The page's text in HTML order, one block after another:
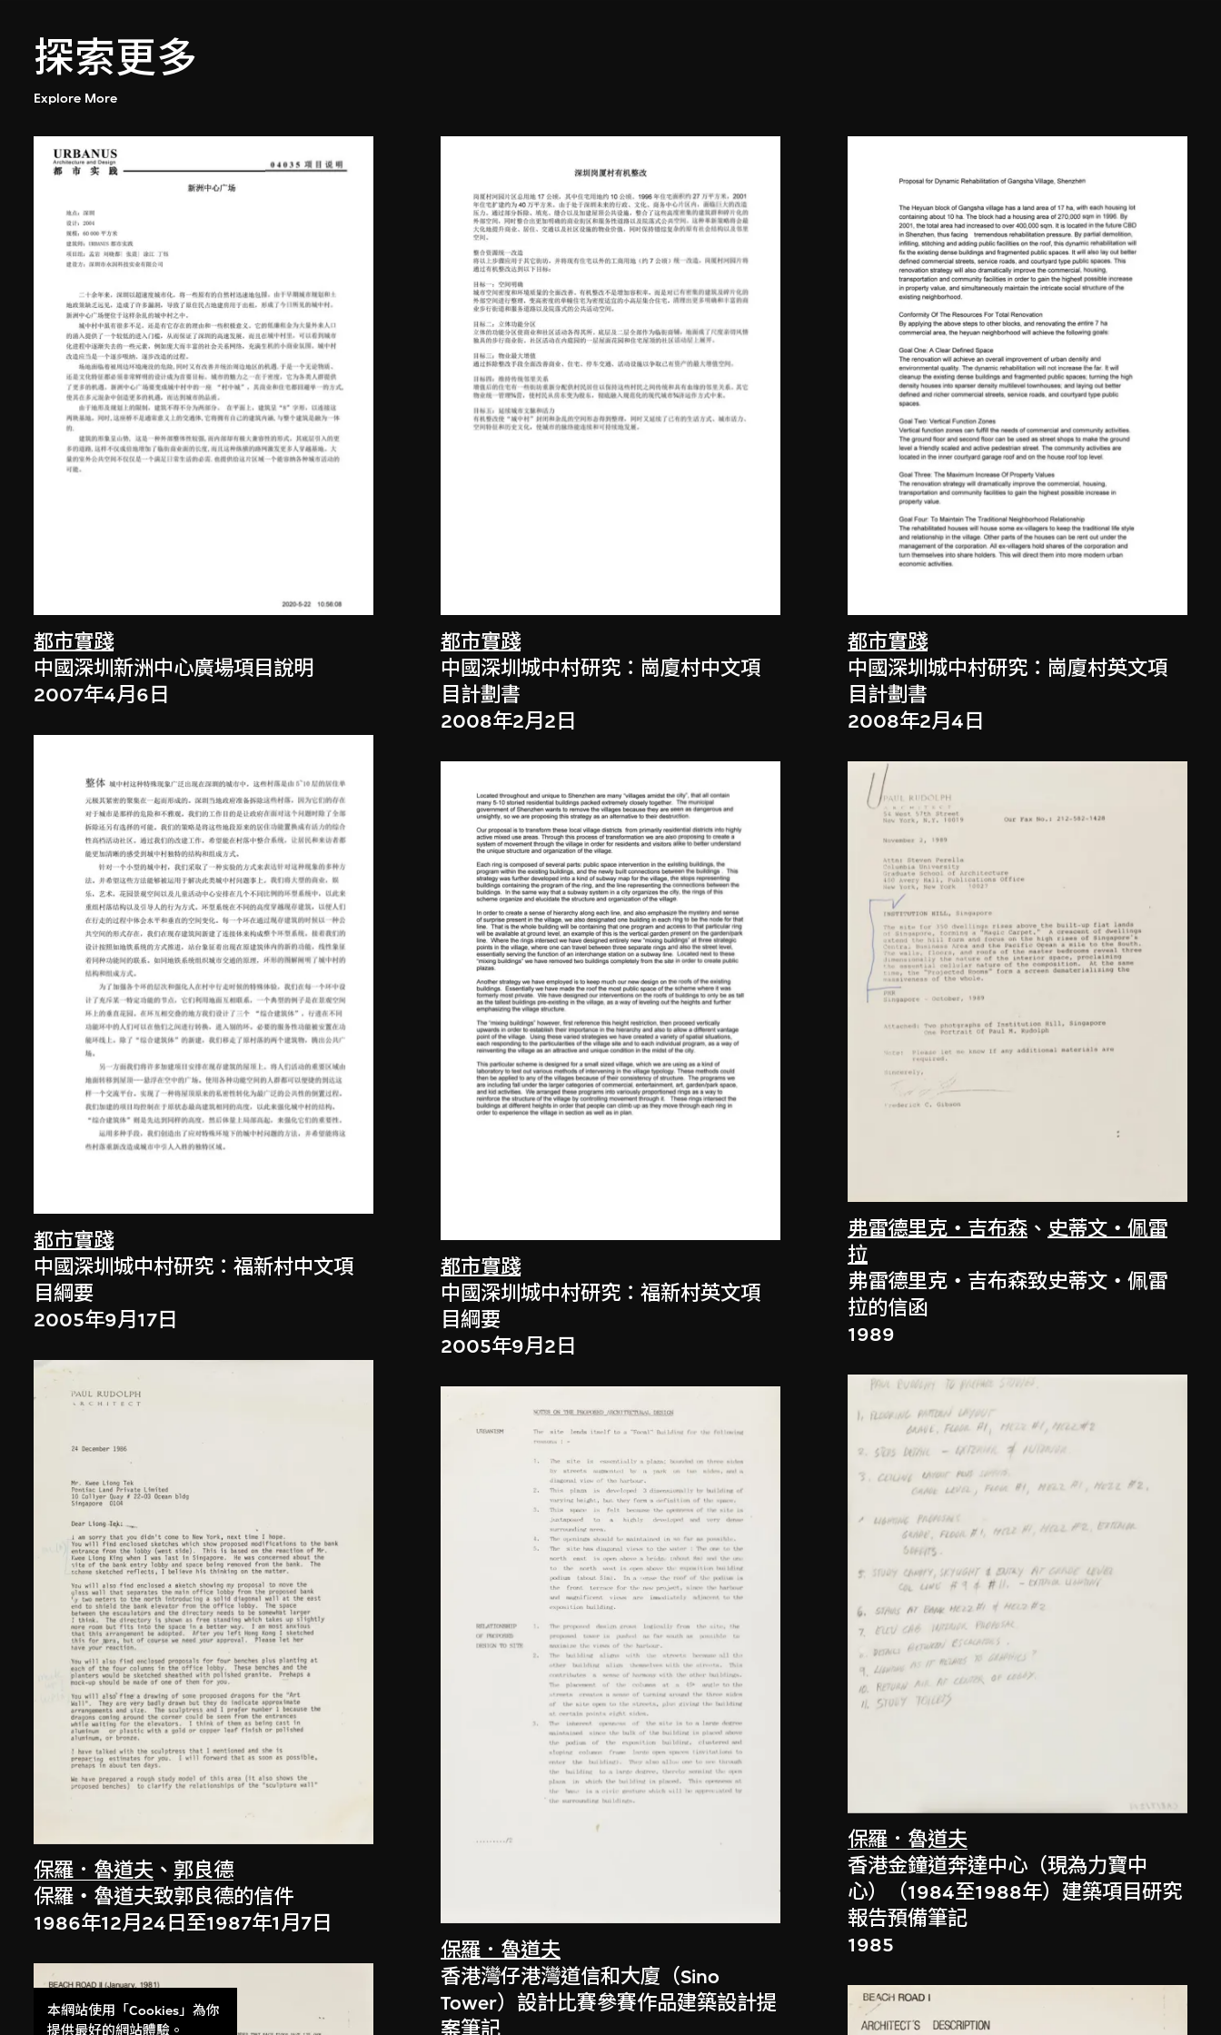
探索更多
Explore More
都市實踐
中國深圳新洲中心廣場項目說明
2007年4月6日
都市實踐
中國深圳城中村研究：福新村中文項
目綱要
2005年9月17日
保羅．魯道夫 、 郭良德
保羅‧魯道夫致郭良德的信件
1986年12月24日至1987年1月7日
都市實踐
中國深圳城中村研究：崗廈村中文項
目計劃書
2008年2月2日
都市實踐
中國深圳城中村研究：福新村英文項
目綱要
2005年9月2日
保羅．魯道夫
香港灣仔港灣道信和大廈（Sino
Tower）設計比賽參賽作品建築設計提
案筆記
都市實踐
中國深圳城中村研究：崗廈村英文項
目計劃書
2008年2月4日
弗雷德里克‧吉布森 、 史蒂文‧佩雷
拉
弗雷德里克‧吉布森致史蒂文‧佩雷
拉的信函
1989
保羅．魯道夫
香港金鐘道奔達中心（現為力寶中
心）（1984至1988年）建築項目研究
報告預備筆記
1985
本網站使用「Cookies」為你
提供最好的網站體驗。